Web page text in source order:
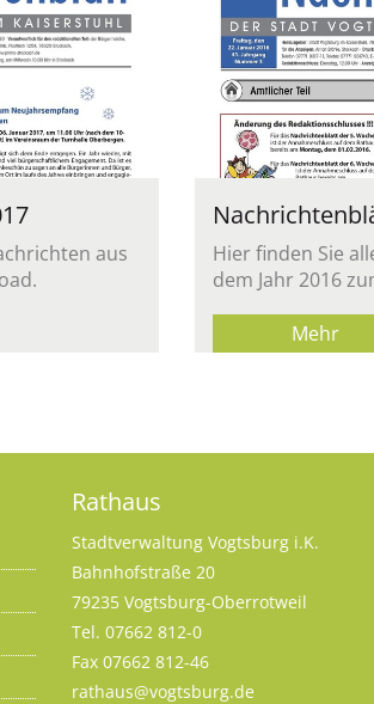
aus
Hier fin­den Sie
dem Jahr 2016
Mehr
Rathaus
Stadtverwaltung Vogtsburg i.K.
Bahnhofstraße 20
79235 Vogtsburg-Oberrotweil
Tel. 07662 812-0
Fax 07662 812-46
rathaus@vogtsburg.de